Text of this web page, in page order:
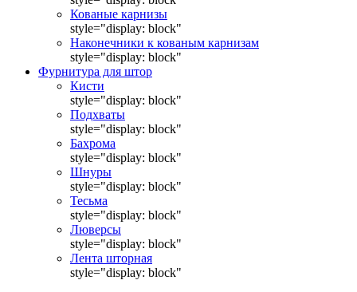
Кованые карнизы
style="display: block"
Наконечники к кованым карнизам
style="display: block"
Фурнитура для штор
Кисти
style="display: block"
Подхваты
style="display: block"
Бахрома
style="display: block"
Шнуры
style="display: block"
Тесьма
style="display: block"
Люверсы
style="display: block"
Лента шторная
style="display: block"